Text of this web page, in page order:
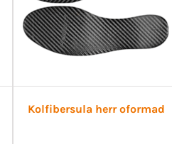
Kolfibersula herr oformad